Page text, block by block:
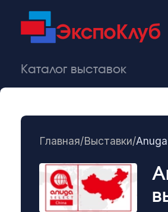
Каталог выставок
Главная/Выставки/